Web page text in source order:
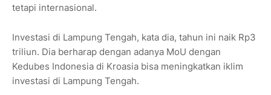
tetapi internasional.
Investasi di Lampung Tengah, kata dia, tahun ini naik Rp3
triliun. Dia berharap dengan adanya MoU dengan
Kedubes Indonesia di Kroasia bisa meningkatkan iklim
investasi di Lampung Tengah.